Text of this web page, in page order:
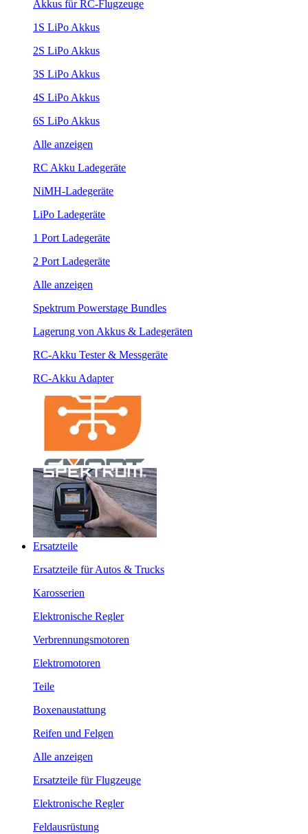
Akkus für RC-Flugzeuge
1S LiPo Akkus
2S LiPo Akkus
3S LiPo Akkus
4S LiPo Akkus
6S LiPo Akkus
Alle anzeigen
RC Akku Ladegeräte
NiMH-Ladegeräte
LiPo Ladegeräte
1 Port Ladegeräte
2 Port Ladegeräte
Alle anzeigen
Spektrum Powerstage Bundles
Lagerung von Akkus & Ladegeräten
RC-Akku Tester & Messgeräte
RC-Akku Adapter
Ersatzteile
Ersatzteile für Autos & Trucks
Karosserien
Elektronische Regler
Verbrennungsmotoren
Elektromotoren
Teile
Boxenaustattung
Reifen und Felgen
Alle anzeigen
Ersatzteile für Flugzeuge
Elektronische Regler
Feldausrüstung